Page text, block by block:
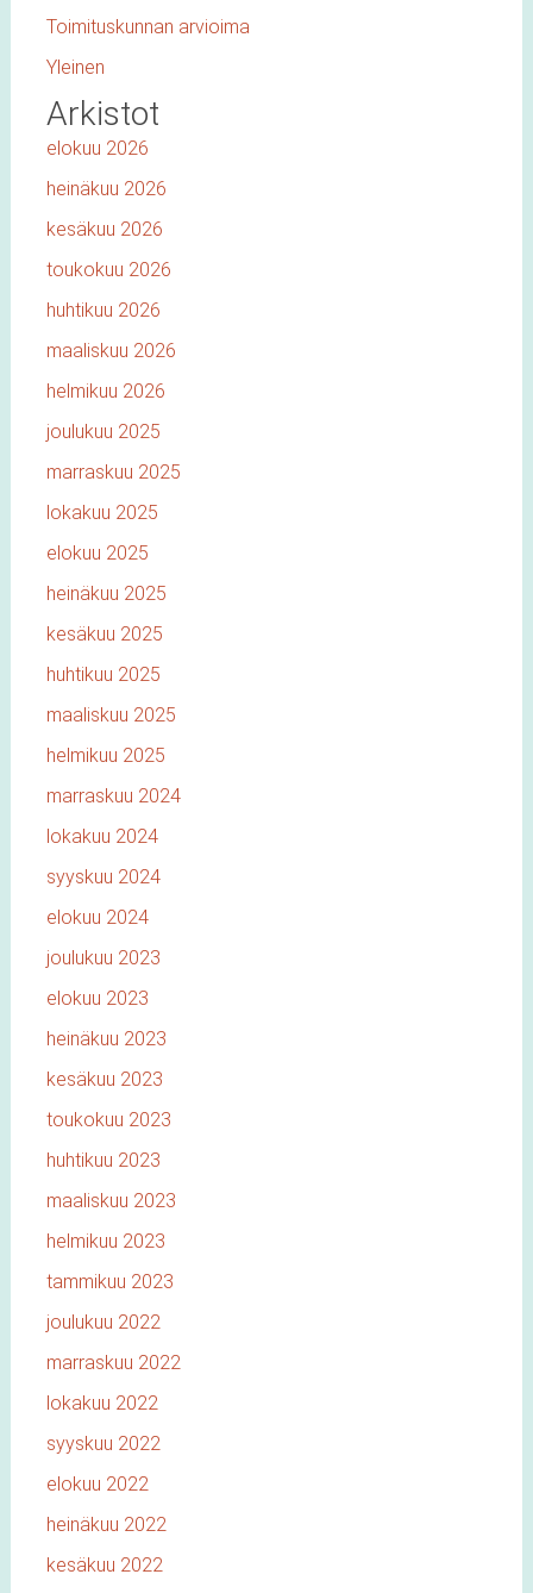
Toimituskunnan arvioima
Yleinen
Arkistot
elokuu 2026
heinäkuu 2026
kesäkuu 2026
toukokuu 2026
huhtikuu 2026
maaliskuu 2026
helmikuu 2026
joulukuu 2025
marraskuu 2025
lokakuu 2025
elokuu 2025
heinäkuu 2025
kesäkuu 2025
huhtikuu 2025
maaliskuu 2025
helmikuu 2025
marraskuu 2024
lokakuu 2024
syyskuu 2024
elokuu 2024
joulukuu 2023
elokuu 2023
heinäkuu 2023
kesäkuu 2023
toukokuu 2023
huhtikuu 2023
maaliskuu 2023
helmikuu 2023
tammikuu 2023
joulukuu 2022
marraskuu 2022
lokakuu 2022
syyskuu 2022
elokuu 2022
heinäkuu 2022
kesäkuu 2022